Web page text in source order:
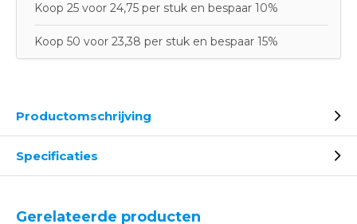
Koop 25 voor 24,75 per stuk en bespaar 10%
Koop 50 voor 23,38 per stuk en bespaar 15%
Productomschrijving
Specificaties
Gerelateerde producten